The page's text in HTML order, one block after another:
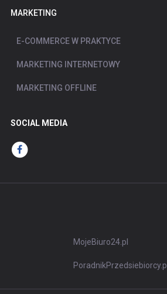
MARKETING
E-COMMERCE W PRAKTYCE
MARKETING INTERNETOWY
MARKETING OFFLINE
SOCIAL MEDIA
MojeBiuro24.pl
PoradnikPrzedsiebiorcy.pl